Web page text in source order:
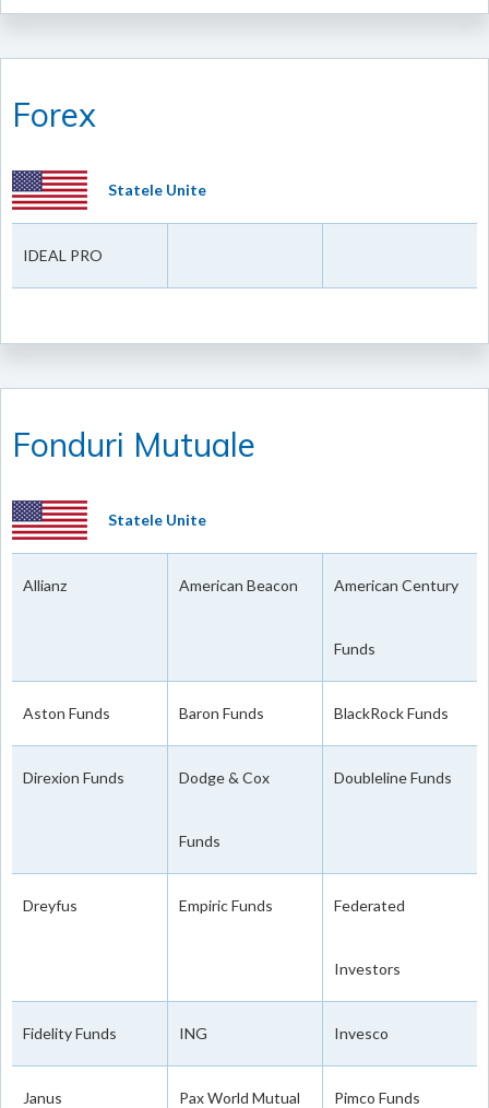
Forex
Statele Unite
IDEAL PRO
Fonduri Mutuale
Statele Unite
Allianz American Beacon American Century
Funds
Aston Funds Baron Funds BlackRock Funds
Direxion Funds Dodge & Cox
Funds
Doubleline Funds
Dreyfus Empiric Funds Federated
Investors
Fidelity Funds ING Invesco
Janus Pax World Mutual Pimco Funds